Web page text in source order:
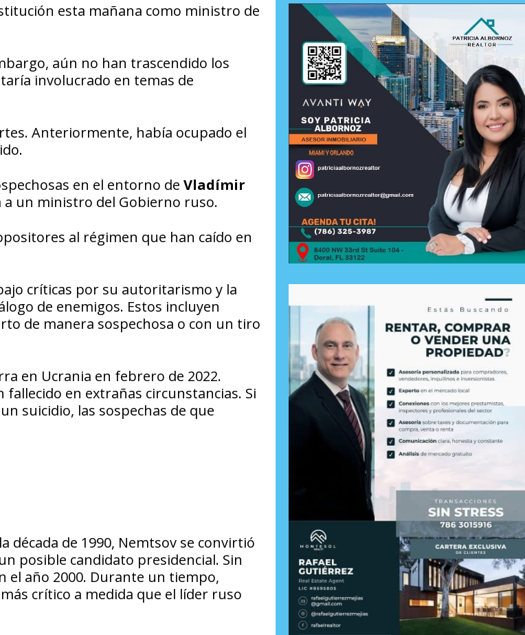
esta mañana como ministro de
aún no han trascendido los
involucrado en temas de
Anteriormente, había ocupado el
en el entorno de Vladímir
un ministro del Gobierno ruso.
al régimen que han caído en
críticas por su autoritarismo y la
de enemigos. Estos incluyen
de manera sospechosa o con un tiro
en Ucrania en febrero de 2022.
en extrañas circunstancias. Si
suicidio, las sospechas de que
de 1990, Nemtsov se convirtió
posible candidato presidencial. Sin
el año 2000. Durante un tiempo,
crítico a medida que el líder ruso